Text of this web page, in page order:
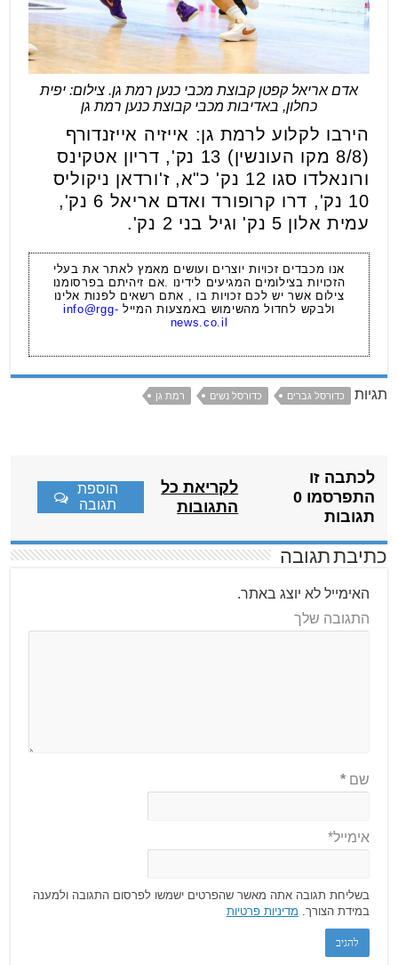
אדם אריאל קפטן קבוצת מכבי כנען רמת גן. צילום: יפית
כחלון, באדיבות מכבי קבוצת כנען רמת גן
הירבו לקלוע לרמת גן: אייזיה אייזנדורף
(8/8 מקו העונשין) 13 נק', דריון אטקינס
ורונאלדו סגו 12 נק' כ"א, ז'ורדאן ניקוליס
10 נק', דרו קרופורד ואדם אריאל 6 נק',
עמית אלון 5 נק' וגיל בני 2 נק'.
אנו מכבדים זכויות יוצרים ועושים מאמץ לאתר את בעלי
הזכויות בצילומים המגיעים לידינו .אם זיהיתם בפרסומנו
צילום אשר יש לכם זכויות בו , אתם רשאים לפנות אלינו
ולבקש לחדול מהשימוש באמצעות המייל info@rgg-
news.co.il
תגיות כדורסל גברים כדורסל נשים רמת גן
לכתבה זו
התפרסמו 0
תגובות
לקריאת כל
התגובות
הוספת
תגובה
כתיבת תגובה
האימייל לא יוצג באתר.
התגובה שלך
שם*
אימייל*
בשליחת תגובה אתה מאשר שהפרטים ישמשו לפרסום התגובה ולמענה
במידת הצורך. מדיניות פרטיות